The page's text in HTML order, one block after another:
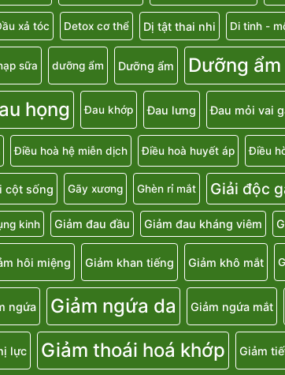
xả tóc Detox cơ thể Dị tật thai nhi Di tinh -
sữa dưỡng ẩm Dưỡng ẩm Dưỡng ẩm
họng Đau khớp Đau lưng Đau mỏi vai
Điều hoà hệ miễn dịch Điều hoà huyết áp Điều
cột sống Gãy xương Ghèn rỉ mắt Giải độc
kinh Giảm đau đầu Giảm đau kháng viêm
hôi miệng Giảm khan tiếng Giảm khô mắt
ngứa Giảm ngứa da Giảm ngứa mắt
lực Giảm thoái hoá khớp Giảm